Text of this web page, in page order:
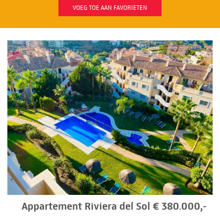
VOEG TOE AAN FAVORIETEN
Appartement Riviera del Sol € 380.000,-